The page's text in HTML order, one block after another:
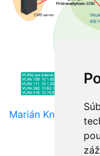
Marián Knězek